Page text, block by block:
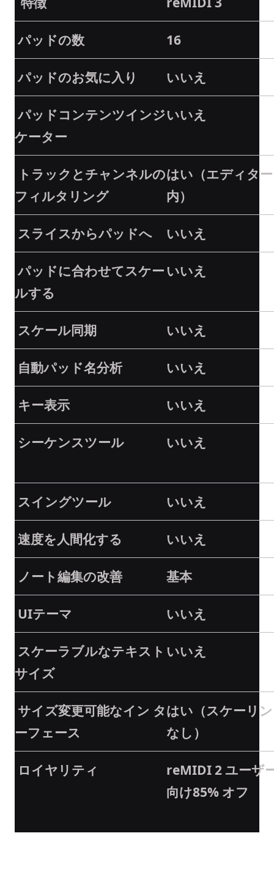
パッドの数 16
パッドのお気に入り いいえ
パッドコンテンツインジ
ケーター
いいえ
トラックとチャンネルの
フィルタリング
はい（エディター
内）
スライスからパッドへ いいえ
パッドに合わせてスケー
ルする
いいえ
スケール同期 いいえ
自動パッド名分析 いいえ
キー表示 いいえ
シーケンスツール いいえ
スイングツール いいえ
速度を人間化する いいえ
ノート編集の改善 基本
UIテーマ いいえ
スケーラブルなテキスト
サイズ
いいえ
サイズ変更可能なイン タ
ーフェース
はい（スケーリ
なし）
ロイヤリティ
reMIDI 2 ユーザ
向け85% オフ